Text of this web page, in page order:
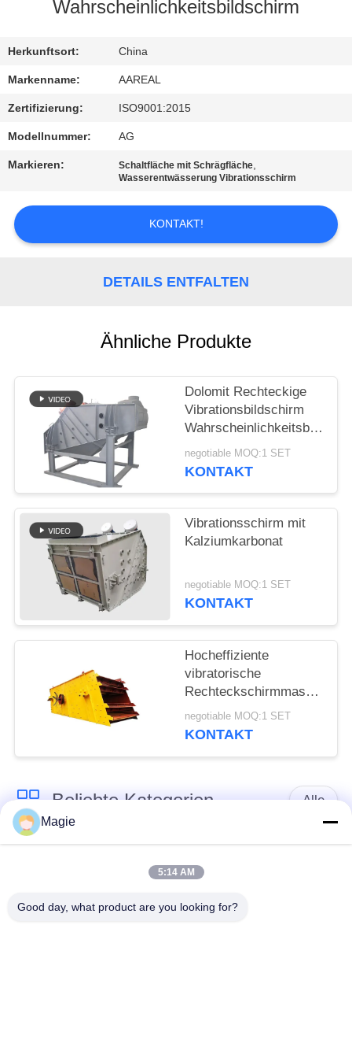
MIT
UNS
BITTE UM
EIN
SITEMAP
Wahrscheinlichkeitsbildschirm
Herkunftsort: China
Markenname: AAREAL
Zertifizierung: ISO9001:2015
Modellnummer: AG
Markieren: Schaltfläche mit Schrägfläche,
Wasserentwässerung Vibrationsschirm
KONTAKT!
DETAILS ENTFALTEN
Ähnliche Produkte
Dolomit Rechteckige
Vibrationsbildschirm
Maschine Mogensen
Sieb
negotiable MOQ:1 SET
KONTAKT
Vibrationsschirm mit
Kalziumkarbonat
negotiable MOQ:1 SET
KONTAKT
Hocheffiziente
vibratorische
Rechteckschirmmaschine
für Baustoffe
negotiable MOQ:1 SET
KONTAKT
Beliebte Kategorien Alle
Filter
Magie
5:14 AM
Good day, what product are you looking for?